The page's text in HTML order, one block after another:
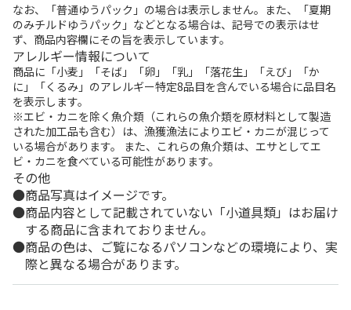
なお、「普通ゆうパック」の場合は表示しません。また、「夏期
のみチルドゆうパック」などとなる場合は、記号での表示はせ
ず、商品内容欄にその旨を表示しています。
アレルギー情報について
商品に「小麦」「そば」「卵」「乳」「落花生」「えび」「か
に」「くるみ」のアレルギー特定8品目を含んでいる場合に品目名
を表示します。
※エビ・カニを除く魚介類（これらの魚介類を原材料として製造
された加工品も含む）は、漁獲漁法によりエビ・カニが混じって
いる場合があります。 また、これらの魚介類は、エサとしてエ
ビ・カニを食べている可能性があります。
その他
商品写真はイメージです。
商品内容として記載されていない「小道具類」はお届け
する商品に含まれておりません。
商品の色は、ご覧になるパソコンなどの環境により、実
際と異なる場合があります。